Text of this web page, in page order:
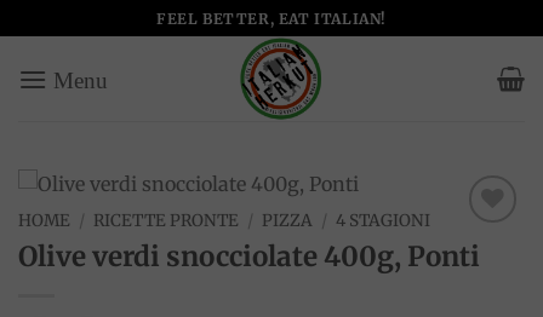
ai
contenuti
FEEL BETTER, EAT ITALIAN!
Add to
wishlist
HOME / RICETTE PRONTE / PIZZA / 4 STAGIONI
Olive verdi snocciolate 400g, Ponti